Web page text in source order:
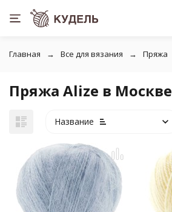
Главная Все для вязания Пряжа
Пряжа Alize в Москве
Название